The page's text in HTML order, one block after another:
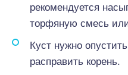
рекомендуется
торфяную смесь
Куст нужно
расправить корень.